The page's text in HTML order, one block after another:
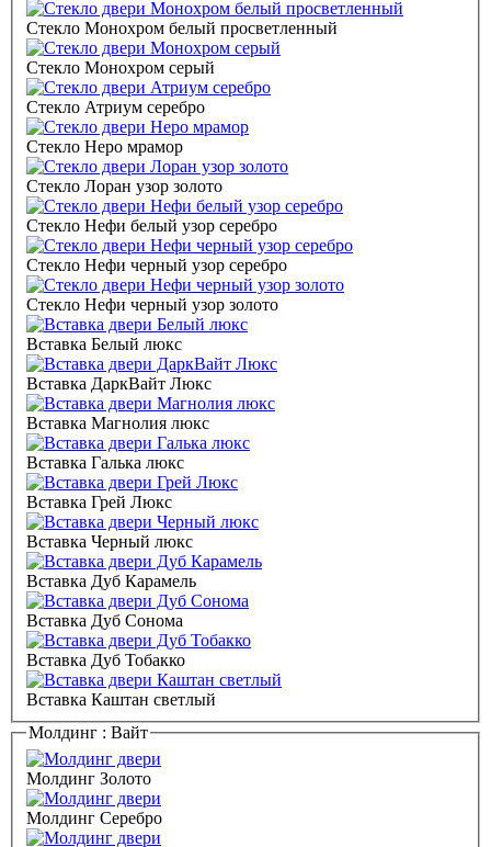
Стекло Монохром белый просветленный
Стекло Монохром серый
Стекло Атриум серебро
Стекло Неро мрамор
Стекло Лоран узор золото
Стекло Нефи белый узор серебро
Стекло Нефи черный узор серебро
Стекло Нефи черный узор золото
Вставка Белый люкс
Вставка ДаркВайт Люкс
Вставка Магнолия люкс
Вставка Галька люкс
Вставка Грей Люкс
Вставка Черный люкс
Вставка Дуб Карамель
Вставка Дуб Сонома
Вставка Дуб Тобакко
Вставка Каштан светлый
Молдинг : Вайт
Молдинг Золото
Молдинг Серебро